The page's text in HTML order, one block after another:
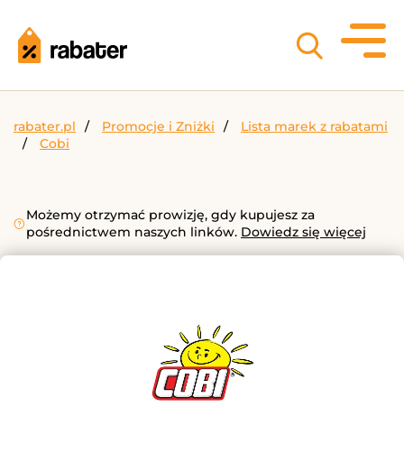
rabater.pl Promocje i Zniżki
Lista marek z rabatami
Cobi
Możemy otrzymać prowizję, gdy kupujesz za
pośrednictwem naszych linków. Dowiedz się więcej